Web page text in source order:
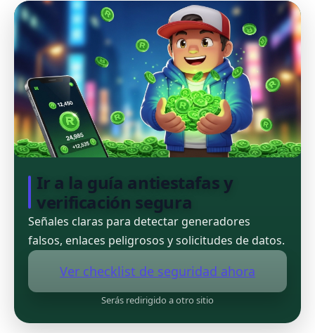
Ir a la guía antiestafas y
verificación segura
Señales claras para detectar generadores
falsos, enlaces peligrosos y solicitudes de datos.
Ver checklist de seguridad ahora
Serás redirigido a otro sitio